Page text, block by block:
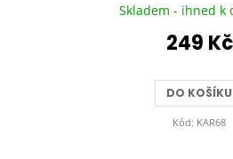
Skladem - ihned k
249 Kč
DO KOŠÍKU
Kód: KAR68